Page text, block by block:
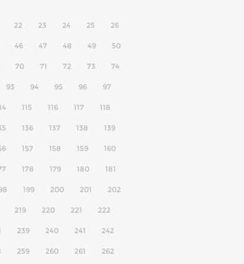
22 23 24 25 26
46 47 48 49 50
70 71 72 73 74
93 94 95 96 97
115 116 117 118
136 137 138 139
157 158 159 160
178 179 180 181
199 200 201 202
219 220 221 222
239 240 241 242
259 260 261 262